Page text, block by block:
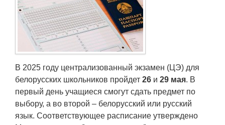
Объявления
Транспорт
Погода
Курсы валют
Еще
В 2025 году централизованный экзамен (ЦЭ) для
белорусских школьников пройдет 26 и 29 мая. В
первый день учащиеся смогут сдать предмет по
выбору, а во второй – белорусский или русский
язык. Соответствующее расписание утверждено